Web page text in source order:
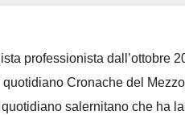
professionista dall’ottobre
Cronache del
salernitano che ha